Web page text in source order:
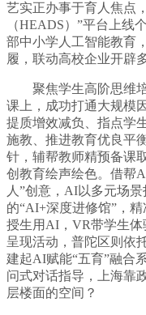
艺实正办事于育人焦点
（HEADS）”平台上线
部中小学人工智能教育
履，联动高校企业开辟
聚焦学生高阶思维培
课上，成功打通大规模
提质增效减负、指点学
施教、推进教育优良平
针，辅帮教师精预备课
创教育绘声绘色。借帮
人”创意，AI以多元场
的“AI+深度进修馆”，
授生用AI，VR带学生
呈现活动，普陀区则依
建起AI赋能“五育”融合
问式对话指导，上海靠
层楼面的空间？